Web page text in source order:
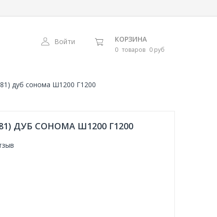
Войти КОРЗИНА
0 товаров 0 руб
дуб сонома Ш1200 Г1200
ДУБ СОНОМА Ш1200 Г1200